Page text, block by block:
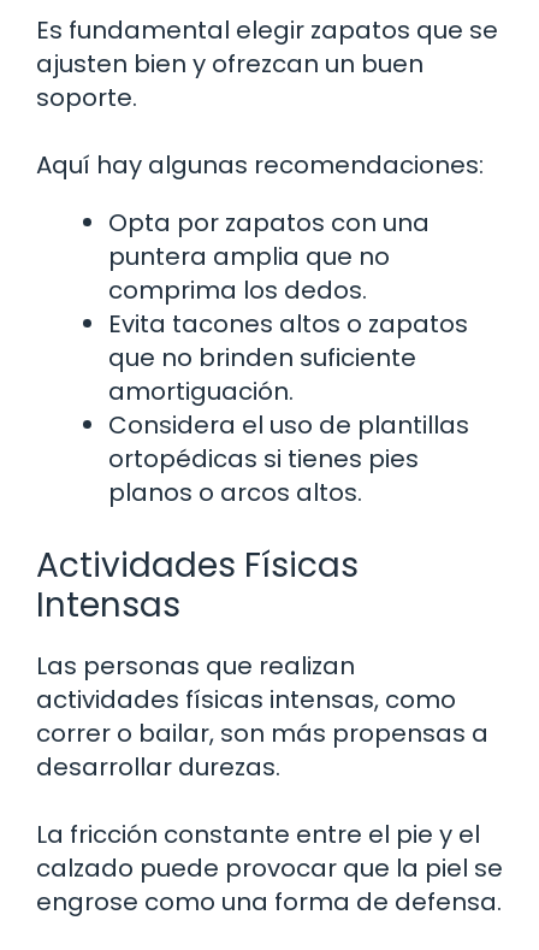
Es fundamental elegir zapatos que se
ajusten bien y ofrezcan un buen
soporte.
Aquí hay algunas recomendaciones:
Opta por zapatos con una
puntera amplia que no
comprima los dedos.
Evita tacones altos o zapatos
que no brinden suficiente
amortiguación.
Considera el uso de plantillas
ortopédicas si tienes pies
planos o arcos altos.
Actividades Físicas
Intensas
Las personas que realizan
actividades físicas intensas, como
correr o bailar, son más propensas a
desarrollar durezas.
La fricción constante entre el pie y el
calzado puede provocar que la piel se
engrose como una forma de defensa.